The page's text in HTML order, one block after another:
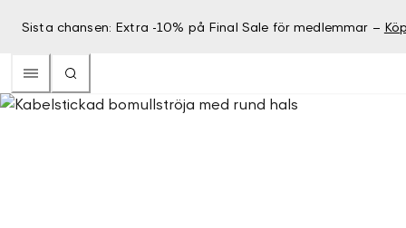
Sista chansen: Extra -10% på Final Sale för medlemmar –